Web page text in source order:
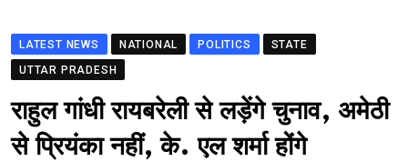
LATEST NEWS NATIONAL POLITICS
STATE
UTTAR PRADESH
राहुल गांधी रायबरेली से लड़ेंगे चुनाव, अमेठी
से प्रियंका नहीं, के. एल शर्मा होंगे